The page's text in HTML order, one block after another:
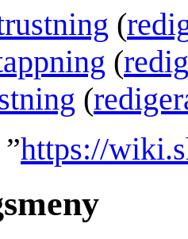
(
(
(
https://